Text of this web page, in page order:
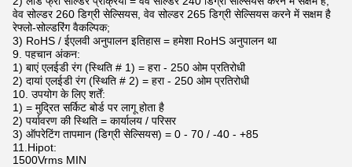
वेव सोल्डर 260 डिग्री सेल्सियस, वेव सोल्डर 265 डिग्री सेल्सियस करने में सक्षम है
रेफ्लो-सोल्डरिंग वैकल्पिक;
3) RoHS / ईएलवी अनुपालन इतिहास = हमेशा RoHS अनुपालन था
9. पहचान अंकन:
1) बाएं एलईडी रंग (स्थिति # 1) = हरा - 250 ओम प्रतिरोधी
2) दायां एलईडी रंग (स्थिति # 2) = हरा - 250 ओम प्रतिरोधी
10. उपयोग के लिए शर्तें:
1) = मुद्रित सर्किट बोर्ड पर लागू होता है
2) पर्यावरण की स्थिति = कार्यालय / परिसर
3) ऑपरेटिंग तापमान (डिग्री सेल्सियस) = 0 - 70 / -40 - +85
11.Hipot:
1500Vrms MIN